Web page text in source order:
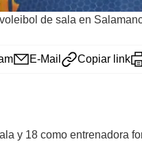
de sala en
E-Mail Copiar link
y 18 como entrenadora